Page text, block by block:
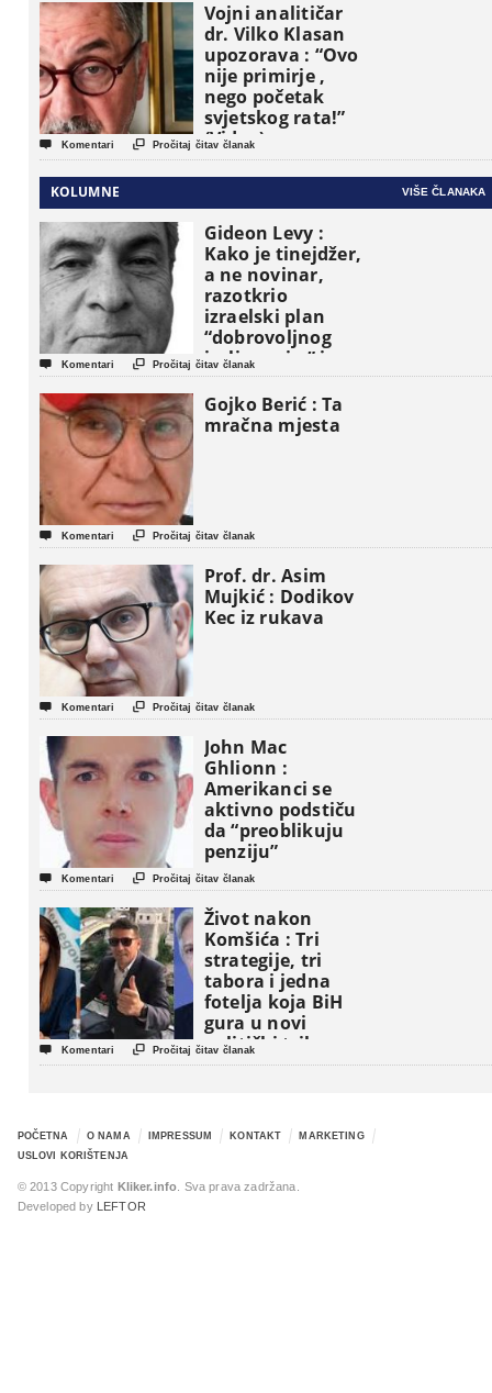
Vojni analitičar
dr. Vilko Klasan
upozorava : “Ovo
nije primirje ,
nego početak
svjetskog rata!”
(Video)
 Komentari  Pročitaj čitav članak
KOLUMNE VIŠE ČLANAKA
Gideon Levy :
Kako je tinejdžer,
a ne novinar,
razotkrio
izraelski plan
“dobrovoljnog
iseljavanja ” iz
Gaze
 Komentari  Pročitaj čitav članak
Gojko Berić : Ta
mračna mjesta
 Komentari  Pročitaj čitav članak
Prof. dr. Asim
Mujkić : Dodikov
Kec iz rukava
 Komentari  Pročitaj čitav članak
John Mac
Ghlionn :
Amerikanci se
aktivno podstiču
da “preoblikuju
penziju”
 Komentari  Pročitaj čitav članak
Život nakon
Komšića : Tri
strategije, tri
tabora i jedna
fotelja koja BiH
gura u novi
politički triler
 Komentari  Pročitaj čitav članak
POČETNA O NAMA IMPRESSUM KONTAKT
MARKETING
USLOVI KORIŠTENJA
© 2013 Copyright Kliker.info . Sva prava zadržana.
Developed by
LEFTOR